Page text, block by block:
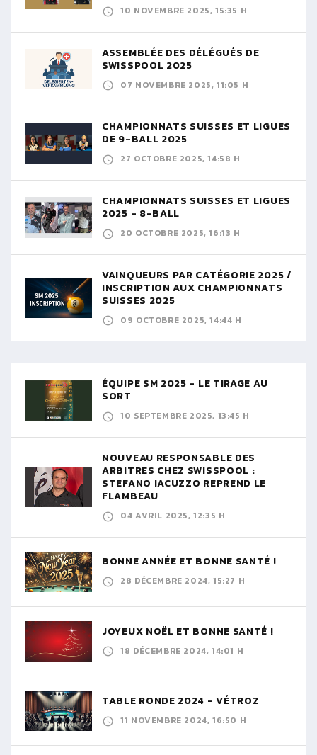
10 NOVEMBRE 2025, 15:35 H
ASSEMBLÉE DES DÉLÉGUÉS DE
SWISSPOOL 2025
07 NOVEMBRE 2025, 11:05 H
CHAMPIONNATS SUISSES ET LIGUES
DE 9-BALL 2025
27 OCTOBRE 2025, 14:58 H
CHAMPIONNATS SUISSES ET LIGUES
2025 - 8-BALL
20 OCTOBRE 2025, 16:13 H
VAINQUEURS PAR CATÉGORIE 2025 /
INSCRIPTION AUX CHAMPIONNATS
SUISSES 2025
09 OCTOBRE 2025, 14:44 H
ÉQUIPE SM 2025 - LE TIRAGE AU
SORT
10 SEPTEMBRE 2025, 13:45 H
NOUVEAU RESPONSABLE DES
ARBITRES CHEZ SWISSPOOL :
STEFANO IACUZZO REPREND LE
FLAMBEAU
04 AVRIL 2025, 12:35 H
BONNE ANNÉE ET BONNE SANTÉ !
28 DÉCEMBRE 2024, 15:27 H
JOYEUX NOËL ET BONNE SANTÉ !
18 DÉCEMBRE 2024, 14:01 H
TABLE RONDE 2024 - VÉTROZ
11 NOVEMBRE 2024, 16:50 H